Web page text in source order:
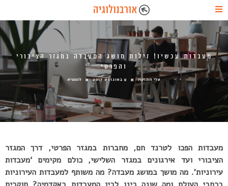
מעבדות עכשיו! זילות מושג המעבדה במגזר הציבורי
והפרטי
טלי חתוקה 9 באוגוסט 2017 להמציא
מעבדות הפכו לטרנד חם, מחברות במגזר הפרטי, דרך המגזר
הציבורי ועד אירגונים במגזר השלישי, כולם מקימים ‘מעבדות
עירוניות’. מה מושך במושג מעבדה? מה משותף למעבדות העירוניות